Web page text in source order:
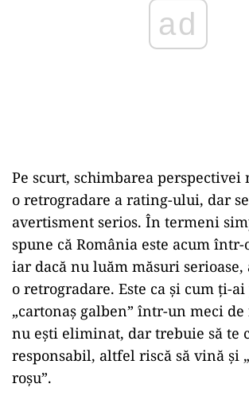
ad
Pe scurt, schimbarea
o retrogradare a rating-ului, dar
avertisment serios. În termeni
spune că România este acum într-
iar dacă nu luăm măsuri
o retrogradare. Este ca și cum ți-
„cartonaș galben” într-un meci
nu ești eliminat, dar trebuie să te
responsabil, altfel riscă să vină și
roșu”.